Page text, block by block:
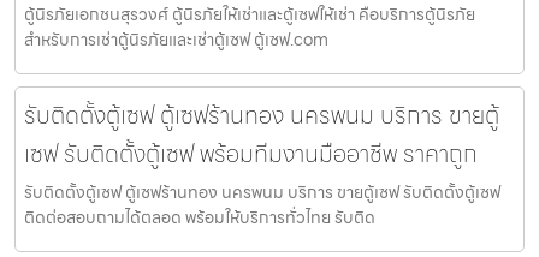
ตู้นิรภัยเอกชนสุรวงศ์ ตู้นิรภัยให้เช่าและตู้เซฟให้เช่า คือบริการตู้นิรภัย
สำหรับการเช่าตู้นิรภัยและเช่าตู้เซฟ ตู้เซฟ.com
รับติดตั้งตู้เซฟ ตู้เซฟร้านทอง นครพนม บริการ ขายตู้
เซฟ รับติดตั้งตู้เซฟ พร้อมทีมงานมืออาชีพ ราคาถูก
รับติดตั้งตู้เซฟ ตู้เซฟร้านทอง นครพนม บริการ ขายตู้เซฟ รับติดตั้งตู้เซฟ
ติดต่อสอบถามได้ตลอด พร้อมให้บริการทั่วไทย รับติด